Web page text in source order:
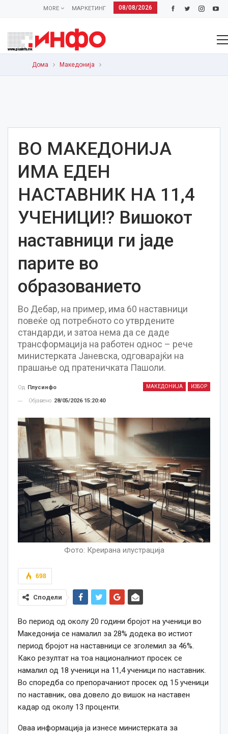
08/08/2026
МАРКЕТИНГ
MORE
Дома Македонија
ВО МАКЕДОНИЈА
ИМА ЕДЕН
НАСТАВНИК НА 11,4
УЧЕНИЦИ!? Вишокот
наставници ги јаде
парите во
образованието
Во Дебар, на пример, има 60 наставници
повеќе од потребното со утврдените
стандарди, и затоа нема да се даде
трансформација на работен однос – рече
министерката Јаневска, одговарајќи на
прашање од пратеничката Пашоли.
МАКЕДОНИЈА ИЗБОР
Од Плусинфо
Објавено 28/05/2026 15:20:40
Фото: Креирана илустрација
698
Сподели
Во период од околу 20 години бројот на ученици во
Македонија се намалил за 28% додека во истиот
период бројот на наставници се зголемил за 46%.
Како резултат на тоа националниот просек се
намалил од 18 ученици на 11,4 ученици по наставник.
Во споредба со препорачаниот просек од 15 ученици
по наставник, ова довело до вишок на наставен
кадар од околу 13 проценти.
Оваа информација ја изнесе министерката за